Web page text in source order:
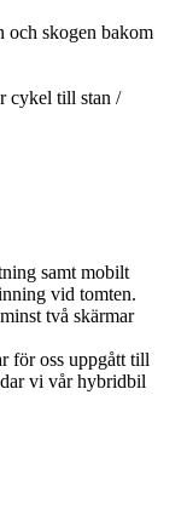
och skogen bakom
cykel till stan /
samt mobilt
vid tomten.
två skärmar
för oss uppgått till
vi vår hybridbil